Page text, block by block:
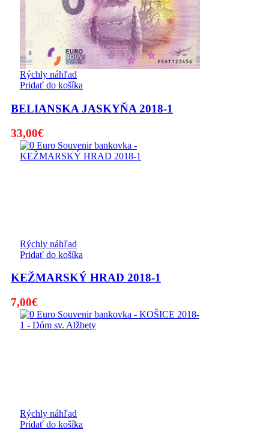
Rýchly náhľad
Pridať do košíka
BELIANSKA JASKYŇA 2018-1
33,00€
Rýchly náhľad
Pridať do košíka
KEŽMARSKÝ HRAD 2018-1
7,00€
Rýchly náhľad
Pridať do košíka